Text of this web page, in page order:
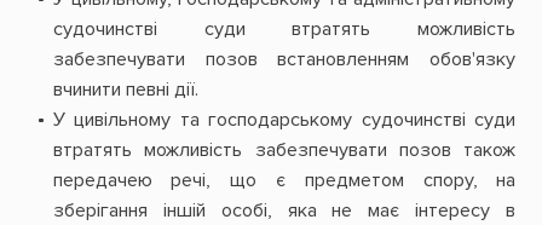
судочинстві суди втратять можливість
забезпечувати позов встановленням обов'язку
вчинити певні дії.
У цивільному та господарському судочинстві суди
втратять можливість забезпечувати позов також
передачею речі, що є предметом спору, на
зберігання іншій особі, яка не має інтересу в